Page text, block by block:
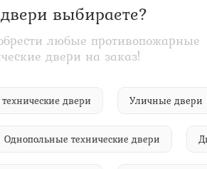
выбираете?
любые противопожарные
двери на заказ!
технические двери Уличные
технические двери